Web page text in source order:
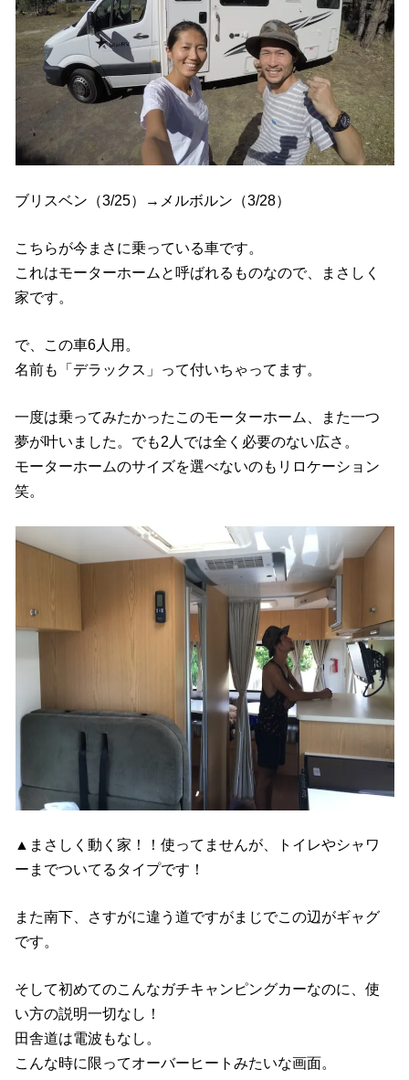
ブリスベン（3/25）→メルボルン（3/28）
こちらが今まさに乗っている車です。
これはモーターホームと呼ばれるものなので、まさしく
家です。
で、この車6人用。
名前も「デラックス」って付いちゃってます。
一度は乗ってみたかったこのモーターホーム、また一つ
夢が叶いました。でも2人では全く必要のない広さ。
モーターホームのサイズを選べないのもリロケーション
笑。
▲まさしく動く家！！使ってませんが、トイレやシャワ
ーまでついてるタイプです！
また南下、さすがに違う道ですがまじでこの辺がギャグ
です。
そして初めてのこんなガチキャンピングカーなのに、使
い方の説明一切なし！
田舎道は電波もなし。
こんな時に限ってオーバーヒートみたいな画面。